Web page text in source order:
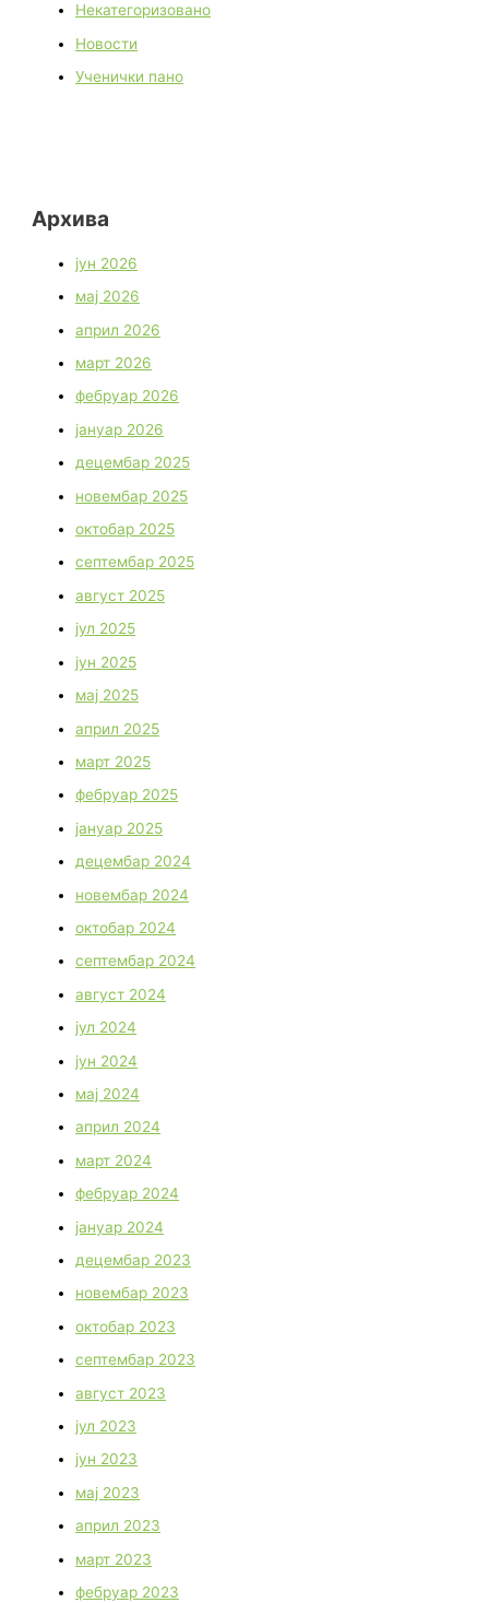
Некатегоризовано
Новости
Ученички пано
Архива
јун 2026
мај 2026
април 2026
март 2026
фебруар 2026
јануар 2026
децембар 2025
новембар 2025
октобар 2025
септембар 2025
август 2025
јул 2025
јун 2025
мај 2025
април 2025
март 2025
фебруар 2025
јануар 2025
децембар 2024
новембар 2024
октобар 2024
септембар 2024
август 2024
јул 2024
јун 2024
мај 2024
април 2024
март 2024
фебруар 2024
јануар 2024
децембар 2023
новембар 2023
октобар 2023
септембар 2023
август 2023
јул 2023
јун 2023
мај 2023
април 2023
март 2023
фебруар 2023